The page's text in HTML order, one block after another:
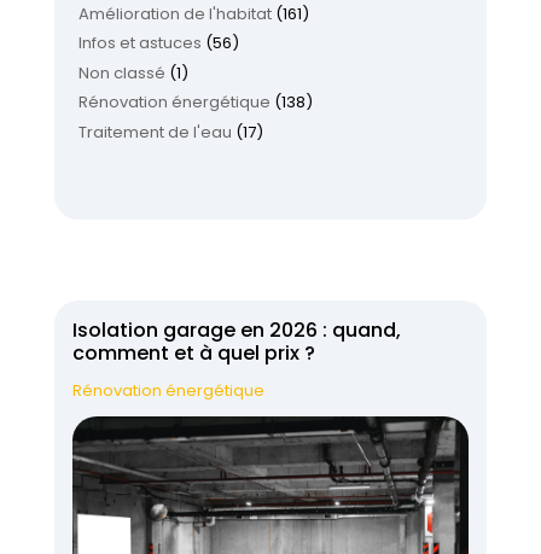
Amélioration de l'habitat(161)
Infos et astuces (56)
Non classé (1)
Rénovation énergétique (138)
Traitement de l'eau (17)
Isolation garage en 2026 : quand,
comment et à quel prix ?
Rénovation énergétique